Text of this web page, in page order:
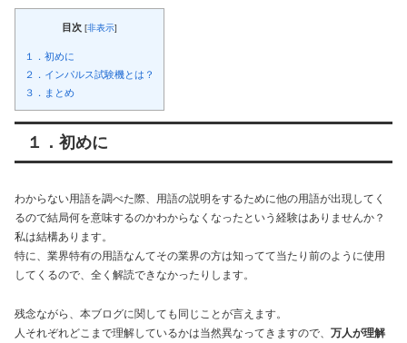
目次 [非表示]
１．初めに
２．インパルス試験機とは？
３．まとめ
１．初めに
わからない用語を調べた際、用語の説明をするために他の用語が出現してく
るので結局何を意味するのかわからなくなったという経験はありませんか？
私は結構あります。
特に、業界特有の用語なんてその業界の方は知ってて当たり前のように使用
してくるので、全く解読できなかったりします。
残念ながら、本ブログに関しても同じことが言えます。
人それぞれどこまで理解しているかは当然異なってきますので、 万人が理解